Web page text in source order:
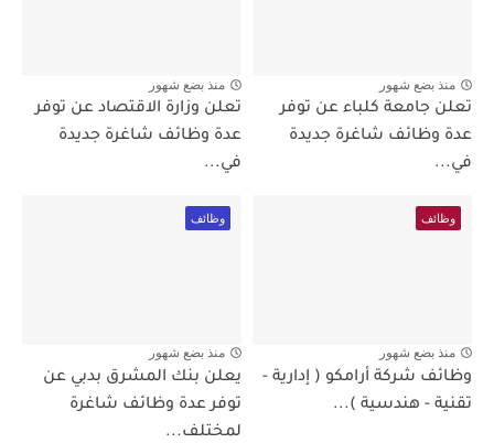
منذ بضع شهور
تعلن جامعة كلباء عن توفر
عدة وظائف شاغرة جديدة
في...
منذ بضع شهور
تعلن وزارة الاقتصاد عن توفر
عدة وظائف شاغرة جديدة
في...
وظائف
منذ بضع شهور
وظائف شركة أرامكو ( إدارية -
تقنية - هندسية )...
وظائف
منذ بضع شهور
يعلن بنك المشرق بدبي عن
توفر عدة وظائف شاغرة
لمختلف...